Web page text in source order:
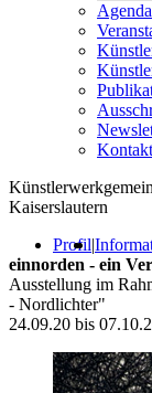
Agenda
Kontakt
Kaiserslautern
Profil|
einnorden - ein
Ausstellung im
- Nordlichter"
24.09.20 bis